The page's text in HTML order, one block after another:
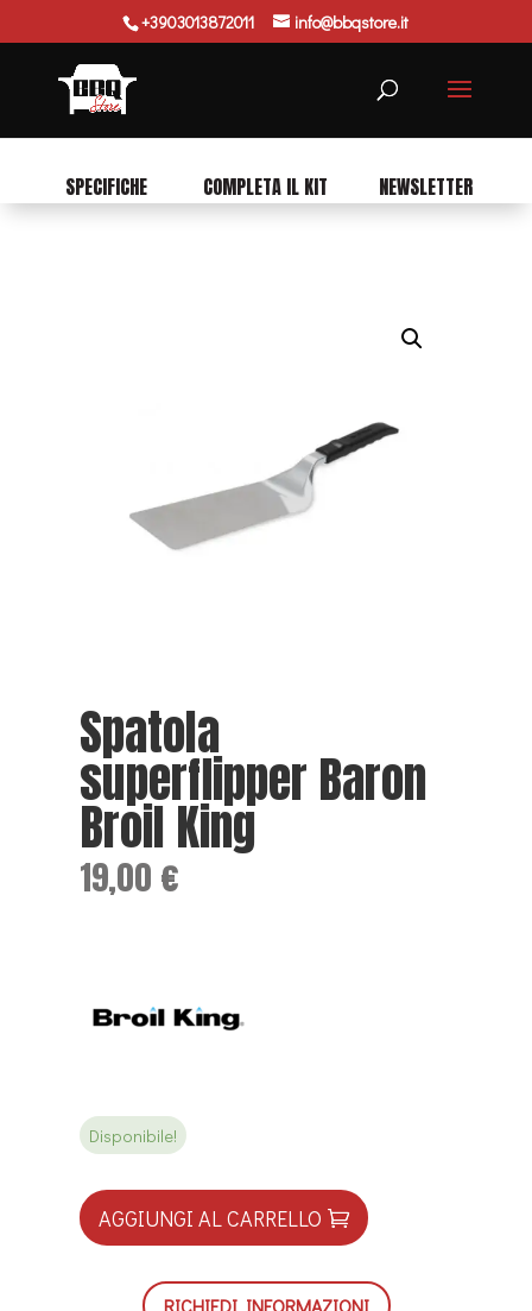
+3903013872011 info@bbqstore.it
Ricerca
prodotti
SPECIFICHE COMPLETA IL KIT NEWSLETTER
Spatola
superflipper Baron
Broil King
19,00 €
Disponibile!
AGGIUNGI AL CARRELLO
RICHIEDI INFORMAZIONI